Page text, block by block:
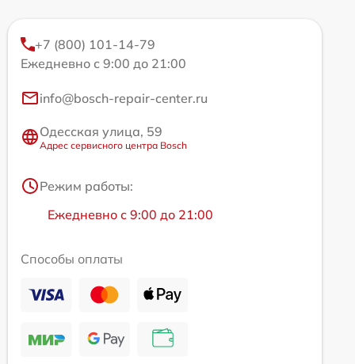
+7 (800) 101-14-79
Ежедневно с 9:00 до 21:00
info@bosch-repair-center.ru
Одесская улица, 59
Адрес сервисного центра Bosch
Режим работы:
Ежедневно с 9:00 до 21:00
Способы оплаты